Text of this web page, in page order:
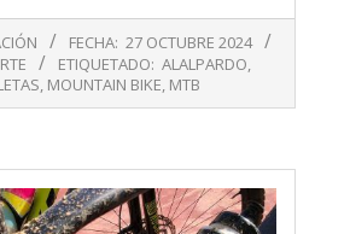
FECHA: 27 OCTUBRE 2024
ETIQUETADO: ALALPARDO,
, MOUNTAIN BIKE, MTB